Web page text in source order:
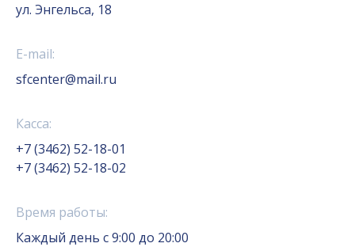
ул. Энгельса, 18
E-mail:
sfcenter@mail.ru
Касса:
+7 (3462) 52-18-01
+7 (3462) 52-18-02
Время работы:
Каждый день с 9:00 до 20:00